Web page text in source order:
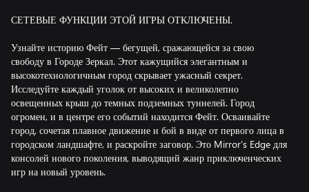
СЕТЕВЫЕ ФУНКЦИИ ЭТОЙ ИГРЫ ОТКЛЮЧЕНЫ.
Узнайте историю Фейт — бегущей, сражающейся за свою
свободу в Городе Зеркал. Этот кажущийся элегантным и
высокотехнологичным город скрывает ужасный секрет.
Исследуйте каждый уголок от высоких и великолепно
освещенных крыш до темных подземных туннелей. Город
огромен, и в центре его событий находится Фейт. Осваивайте
город, сочетая плавное движение и бой в виде от первого лица в
городском ландшафте, и раскройте заговор. Это Mirror's Edge для
консолей нового поколения, выводящий жанр приключенческих
игр на новый уровень.